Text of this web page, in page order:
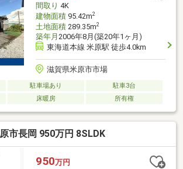
間取り 4K
建物面積95.42m2
土地面積289.35m2
築年月 2006年8月(築20年1ヶ月)
東海道本線 米原駅 徒歩4.0km
滋賀県米原市市場
駐車場あり
駐車3台
床暖房 所有権
市長岡 950万円 8SLDK
950万円